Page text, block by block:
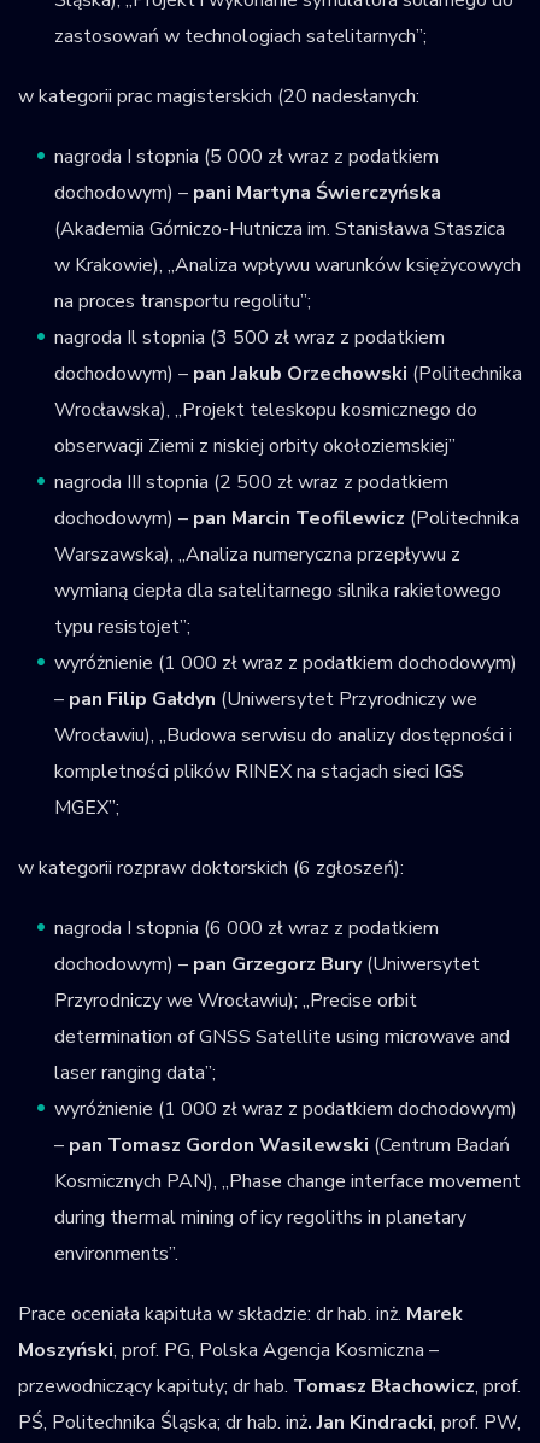
zastosowań w technologiach satelitarnych”;
w kategorii prac magisterskich (20 nadesłanych:
nagroda I stopnia (5 000 zł wraz z podatkiem
dochodowym) – pani Martyna Świerczyńska
(Akademia Górniczo-Hutnicza im. Stanisława Staszica
w Krakowie), „Analiza wpływu warunków księżycowych
na proces transportu regolitu”;
nagroda Il stopnia (3 500 zł wraz z podatkiem
dochodowym) – pan Jakub Orzechowski (Politechnika
Wrocławska), „Projekt teleskopu kosmicznego do
obserwacji Ziemi z niskiej orbity okołoziemskiej”
nagroda III stopnia (2 500 zł wraz z podatkiem
dochodowym) – pan Marcin Teofilewicz (Politechnika
Warszawska), „Analiza numeryczna przepływu z
wymianą ciepła dla satelitarnego silnika rakietowego
typu resistojet”;
wyróżnienie (1 000 zł wraz z podatkiem dochodowym)
– pan Filip Gałdyn (Uniwersytet Przyrodniczy we
Wrocławiu), „Budowa serwisu do analizy dostępności i
kompletności plików RINEX na stacjach sieci IGS
MGEX”;
w kategorii rozpraw doktorskich (6 zgłoszeń):
nagroda I stopnia (6 000 zł wraz z podatkiem
dochodowym) – pan Grzegorz Bury(Uniwersytet
Przyrodniczy we Wrocławiu); „Precise orbit
determination of GNSS Satellite using microwave and
laser ranging data”;
wyróżnienie (1 000 zł wraz z podatkiem dochodowym)
– pan Tomasz Gordon Wasilewski (Centrum Badań
Kosmicznych PAN), „Phase change interface movement
during thermal mining of icy regoliths in planetary
environments”.
Prace oceniała kapituła w składzie: dr hab. inż. Marek
Moszyński, prof. PG, Polska Agencja Kosmiczna –
przewodniczący kapituły; dr hab. Tomasz Błachowicz, prof.
PŚ, Politechnika Śląska; dr hab. inż. Jan Kindracki, prof. PW,